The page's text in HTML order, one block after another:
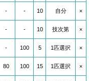
- - 10 自分 ×
- - 10 技次第 ×
- 100 5 1匹選択 ×
80 100 15 1匹選択 ×